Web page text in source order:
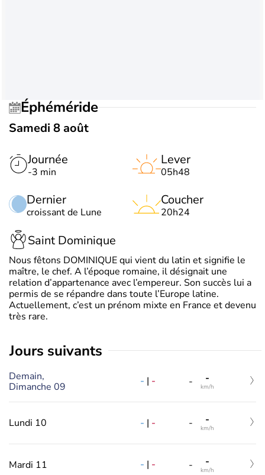
Éphéméride
Samedi 8 août
Journée
-3 min
Dernier
croissant de Lune
Lever
05h48
Coucher
20h24
Saint Dominique
Nous fêtons DOMINIQUE qui vient du latin et signifie le
maître, le chef. A l’époque romaine, il désignait une
relation d’appartenance avec l’empereur. Son succès lui a
permis de se répandre dans toute l’Europe latine.
Actuellement, c’est un prénom mixte en France et devenu
très rare.
jours suivants
Demain,
Dimanche 09
- | - - -
km/h
Lundi 10 - | - - -
km/h
Mardi 11 - | - - -
km/h